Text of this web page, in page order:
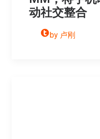
动社交整合
by 卢刚